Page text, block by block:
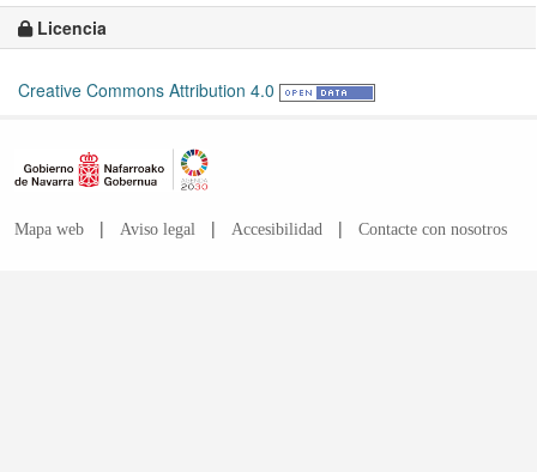
Licencia
Creative Commons Attribution 4.0
Mapa web | Aviso legal | Accesibilidad | Contacte con nosotros